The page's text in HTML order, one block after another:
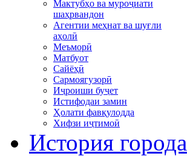
Мактубҳо ва муроҷиати
шаҳрвандон
Агентии меҳнат ва шуғли
аҳолӣ
Меъморӣ
Матбуот
Сайёҳӣ
Сармоягузорӣ
Иҷроиши буҷет
Истифодаи замин
Ҳолати фавқулодда
Хифзи иҷтимоӣ
История города